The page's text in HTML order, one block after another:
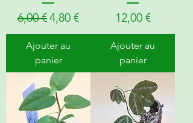
Prix original
6,00 €Prix promotionnel
4,80 €
Ajouter au
panier
Prix
12,00 €
Ajouter au
panier